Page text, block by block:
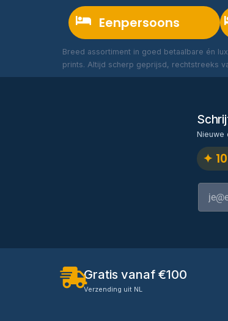
Eenpersoons
Breed assortiment in goed betaalbare én
prints. Altijd scherp geprijsd, rechtstreeks
Nieuwe
✦
Gratis vanaf €100
Verzending uit NL